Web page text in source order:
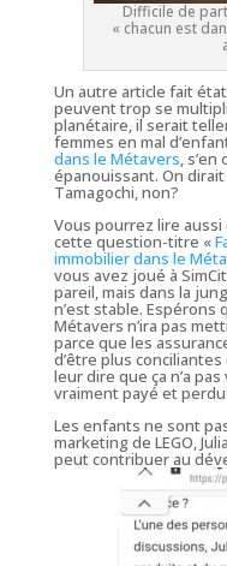
Difficile de
« chacun est
Un autre article fait
peuvent trop se
planétaire, il serait
femmes en mal
dans le Métavers,
épanouissant. On
Tamagochi, non?
Vous pourrez lire
cette question-titre «
immobilier dans le
vous avez joué à
pareil, mais dans la
n’est stable. Espérons
Métavers n’ira pas
parce que les
d’être plus
leur dire que ça n’a
vraiment payé et
Les enfants ne sont
marketing de LEGO,
peutcontribuer au